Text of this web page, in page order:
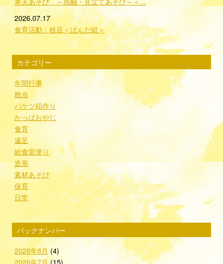
2026.07.17
食育活動：枝豆＜ぱんだ組＞
カテゴリー
年間行事
散歩
バケツ稲作り
かっぱおやじ
食育
遠足
給食室便り
造形
素材あそび
保育
日常
バックナンバー
2026年8月 (4)
2026年7月(15)